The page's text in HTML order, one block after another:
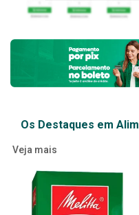
Os Destaques em
Veja mais